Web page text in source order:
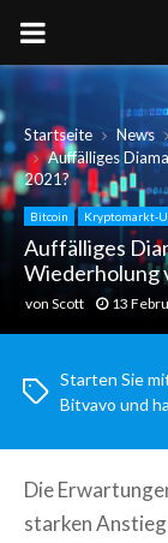
PRIMARY
MENU
Startseite News
Auffälliges
2021?
Bitcoin Kryptomarkt-
Auffälliges
Wiederholung
von Scott 13
Starten Sie
Bitvavo und
Die
starken